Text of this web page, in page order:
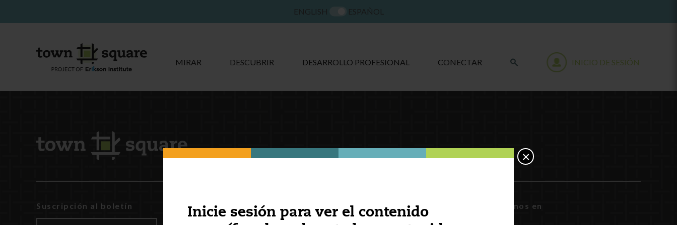
Inicie sesión para ver el contenido
×
MIRAR DESCUBRIR DESARROLLO PROFESIONAL CONECTAR INICIO DE SESIÓN
Suscripción al boletín
INCCRRA
Recursos externos
Español
Síguenos en